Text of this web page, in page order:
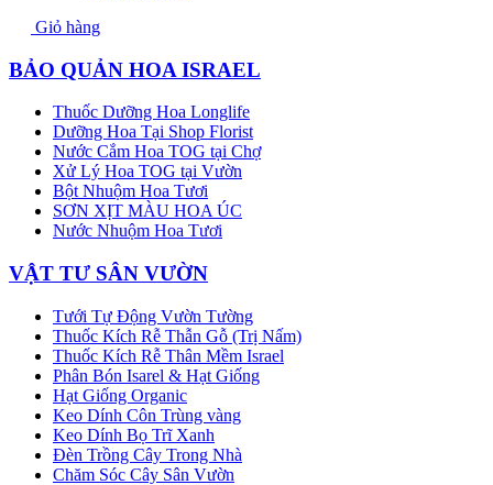
Giỏ hàng
BẢO QUẢN HOA ISRAEL
Thuốc Dưỡng Hoa Longlife
Dưỡng Hoa Tại Shop Florist
Nước Cắm Hoa TOG tại Chợ
Xử Lý Hoa TOG tại Vườn
Bột Nhuộm Hoa Tươi
SƠN XỊT MÀU HOA ÚC
Nước Nhuộm Hoa Tươi
VẬT TƯ SÂN VƯỜN
Tưới Tự Động Vườn Tường
Thuốc Kích Rễ Thẫn Gỗ (Trị Nấm)
Thuốc Kích Rễ Thân Mềm Israel
Phân Bón Isarel & Hạt Giống
Hạt Giống Organic
Keo Dính Côn Trùng vàng
Keo Dính Bọ Trĩ Xanh
Đèn Trồng Cây Trong Nhà
Chăm Sóc Cây Sân Vườn